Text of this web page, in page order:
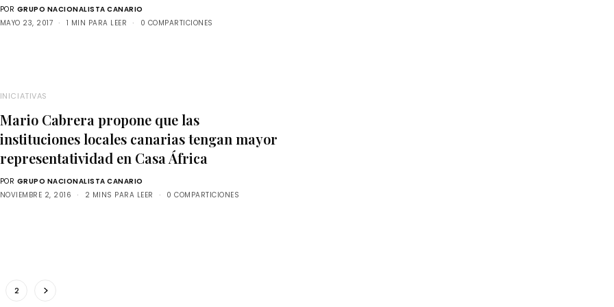
POR GRUPO NACIONALISTA CANARIO
MAYO 23, 2017
1 MIN PARA LEER 0 COMPARTICIONES
INICIATIVAS
Mario Cabrera propone que las
instituciones locales canarias tengan mayor
representatividad en Casa África
POR GRUPO NACIONALISTA CANARIO
NOVIEMBRE 2, 2016
2 MINS PARA LEER 0 COMPARTICIONES
2